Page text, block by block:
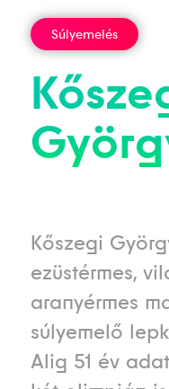
Súlyemelés
Kőszegi
ezüstérmes,
aranyérmes
súlyemelő
Alig 51 év